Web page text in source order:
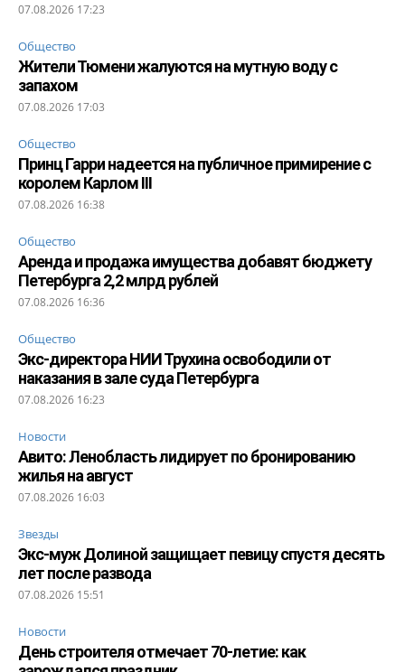
07.08.2026 17:23
Общество
Жители Тюмени жалуются на мутную воду с
запахом
07.08.2026 17:03
Общество
Принц Гарри надеется на публичное примирение с
королем Карлом III
07.08.2026 16:38
Общество
Аренда и продажа имущества добавят бюджету
Петербурга 2,2 млрд рублей
07.08.2026 16:36
Общество
Экс-директора НИИ Трухина освободили от
наказания в зале суда Петербурга
07.08.2026 16:23
Новости
Авито: Ленобласть лидирует по бронированию
жилья на август
07.08.2026 16:03
Звезды
Экс-муж Долиной защищает певицу спустя десять
лет после развода
07.08.2026 15:51
Новости
День строителя отмечает 70-летие: как